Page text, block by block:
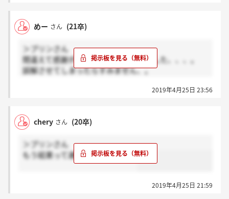
めー さん (21卒)
＞プリンさん
間違えて感謝ボタンを押してしまいました、、、。
誤解させてしまったらすみません、。
2019年4月25日 23:56
chery さん (20卒)
＞プリンさん
もう結果って連絡ありましたか？
2019年4月25日 21:59